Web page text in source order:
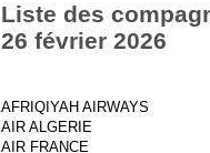
Liste des
26 février 2026
AFRIQIYAH AIRWAYS
AIR ALGERIE
AIR FRANCE